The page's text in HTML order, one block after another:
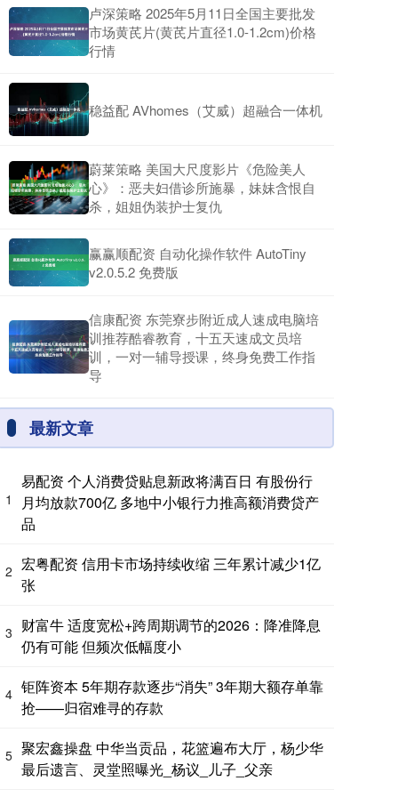
卢深策略 2025年5月11日全国主要批发
市场黄芪片(黄芪片直径1.0-1.2cm)价格
行情
稳益配 AVhomes（艾威）超融合一体机
蔚莱策略 美国大尺度影片《危险美人
心》：恶夫妇借诊所施暴，妹妹含恨自
杀，姐姐伪装护士复仇
赢赢顺配资 自动化操作软件 AutoTiny
v2.0.5.2 免费版
信康配资 东莞寮步附近成人速成电脑培
训推荐酷睿教育，十五天速成文员培
训，一对一辅导授课，终身免费工作指
导
最新文章
1
易配资 个人消费贷贴息新政将满百日 有股份行
月均放款700亿 多地中小银行力推高额消费贷产
品
2 宏粤配资 信用卡市场持续收缩 三年累计减少1亿
张
3 财富牛 适度宽松+跨周期调节的2026：降准降息
仍有可能 但频次低幅度小
4 钜阵资本 5年期存款逐步“消失” 3年期大额存单靠
抢——归宿难寻的存款
5 聚宏鑫操盘 中华当贡品，花篮遍布大厅，杨少华
最后遗言、灵堂照曝光_杨议_儿子_父亲